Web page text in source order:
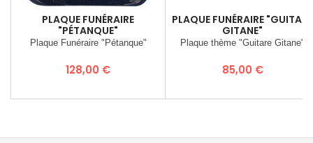
PLAQUE FUNÉRAIRE
"PÉTANQUE"
Plaque Funéraire "Pétanque"
Prix
128,00 €
PLAQUE FUNÉRAIRE "GUITARE
GITANE"
Plaque thème "Guitare Gitane"
Prix
85,00 €